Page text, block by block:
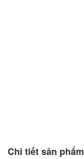
Chi tiết sản phẩm